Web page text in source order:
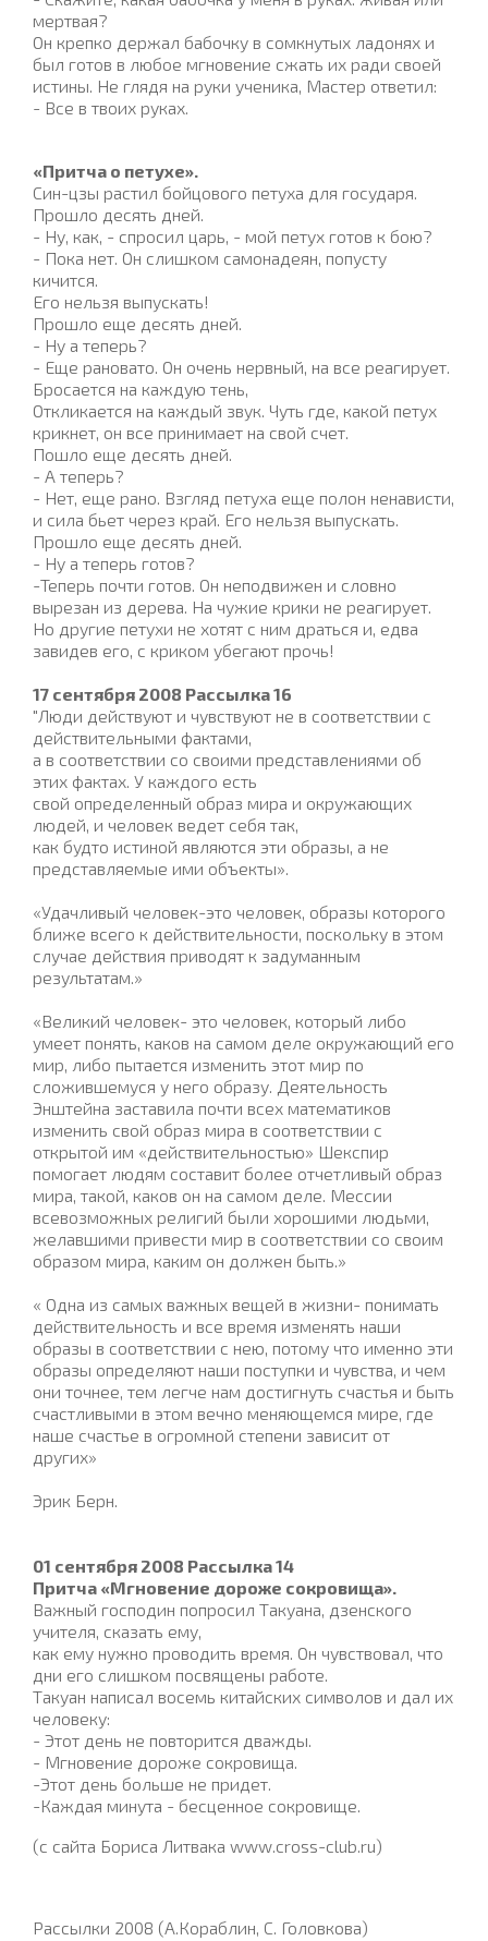
мертвая?
Он крепко держал бабочку в сомкнутых ладонях и
был готов в любое мгновение сжать их ради своей
истины. Не глядя на руки ученика, Мастер ответил:
- Все в твоих руках.
«Притча о петухе».
Син-цзы растил бойцового петуха для государя.
Прошло десять дней.
- Ну, как, - спросил царь, - мой петух готов к бою?
- Пока нет. Он слишком самонадеян, попусту
кичится.
Его нельзя выпускать!
Прошло еще десять дней.
- Ну а теперь?
- Еще рановато. Он очень нервный, на все реагирует.
Бросается на каждую тень,
Откликается на каждый звук. Чуть где, какой петух
крикнет, он все принимает на свой счет.
Пошло еще десять дней.
- А теперь?
- Нет, еще рано. Взгляд петуха еще полон ненависти,
и сила бьет через край. Его нельзя выпускать.
Прошло еще десять дней.
- Ну а теперь готов?
-Теперь почти готов. Он неподвижен и словно
вырезан из дерева. На чужие крики не реагирует.
Но другие петухи не хотят с ним драться и, едва
завидев его, с криком убегают прочь!
17 сентября 2008 Рассылка 16
"Люди действуют и чувствуют не в соответствии с
действительными фактами,
а в соответствии со своими представлениями об
этих фактах. У каждого есть
свой определенный образ мира и окружающих
людей, и человек ведет себя так,
как будто истиной являются эти образы, а не
представляемые ими объекты».
«Удачливый человек-это человек, образы которого
ближе всего к действительности, поскольку в этом
случае действия приводят к задуманным
результатам.»
«Великий человек- это человек, который либо
умеет понять, каков на самом деле окружающий его
мир, либо пытается изменить этот мир по
сложившемуся у него образу. Деятельность
Энштейна заставила почти всех математиков
изменить свой образ мира в соответствии с
открытой им «действительностью» Шекспир
помогает людям составит более отчетливый образ
мира, такой, каков он на самом деле. Мессии
всевозможных религий были хорошими людьми,
желавшими привести мир в соответствии со своим
образом мира, каким он должен быть.»
« Одна из самых важных вещей в жизни- понимать
действительность и все время изменять наши
образы в соответствии с нею, потому что именно эти
образы определяют наши поступки и чувства, и чем
они точнее, тем легче нам достигнуть счастья и быть
счастливыми в этом вечно меняющемся мире, где
наше счастье в огромной степени зависит от
других»
Эрик Берн.
01 сентября 2008 Рассылка 14
Притча «Мгновение дороже сокровища».
Важный господин попросил Такуана, дзенского
учителя, сказать ему,
как ему нужно проводить время. Он чувствовал, что
дни его слишком посвящены работе.
Такуан написал восемь китайских символов и дал их
человеку:
- Этот день не повторится дважды.
- Мгновение дороже сокровища.
-Этот день больше не придет.
-Каждая минута - бесценное сокровище.
(с сайта Бориса Литвака www.cross-club.ru)
Рассылки 2008 (А.Кораблин, С. Головкова)